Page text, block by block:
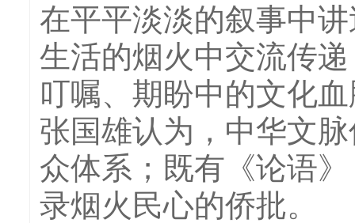
在平平淡淡的叙事中
生活的烟火中交流传
叮嘱、期盼中的文化
张国雄认为，中华文
众体系；既有《论语
录烟火民心的侨批。